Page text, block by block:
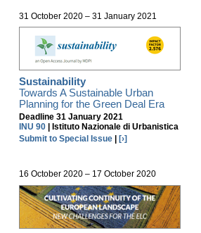
31 October 2020 – 31 January 2021
Sustainability
Towards A Sustainable Urban
Planning for the Green Deal Era
Deadline 31 January 2021
INU 90 | Istituto Nazionale di Urbanistica
Submit to Special Issue
[›]
16 October 2020 – 17 October 2020